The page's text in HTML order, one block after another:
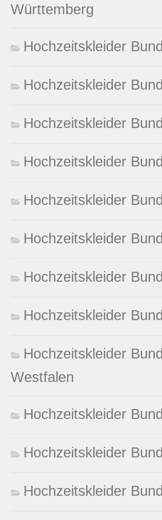
Württemberg
Hochzeitskleider
Hochzeitskleider
Hochzeitskleider
Hochzeitskleider
Hochzeitskleider
Hochzeitskleider
Hochzeitskleider
Hochzeitskleider
Hochzeitskleider
Westfalen
Hochzeitskleider
Hochzeitskleider
Hochzeitskleider